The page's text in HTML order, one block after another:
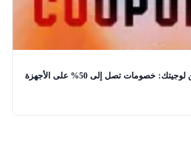
تخفيضات العيد من لوجيتك: خصومات تصل إلى 50% على الأجهزة